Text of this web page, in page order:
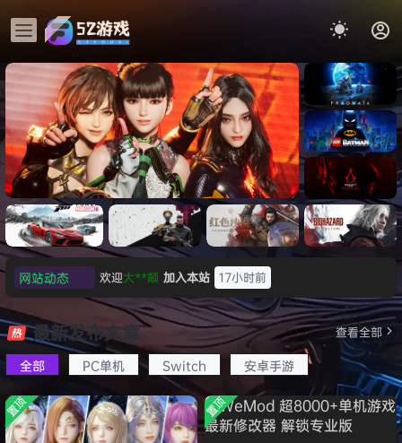
《剑星/Stellar Blade》本体
+修改器打包下载 解压即玩
《识质存
在/PRAG
MATA》
免安装中
文版
《乐高蝙
蝠侠：黑
暗骑士之
Legacy
of the
Dark
Knight》
免安装中
文版
影/Assas
sin’s
Creed
Shadow
s》免安装
版，非虚
拟机
极限竞
速：地平
线
6（Forza
Horizon
6）免安装
中文版
《原子之
心/Atomi
c
Heart》
免安装中
文版
红色沙漠-
虚拟机版
（Crimso
n Desert
HYPERVI
SOR）免
安装中文
版
生化危机
9：安魂
曲
（Reside
nt Evil
Requiem
）免安装
中文版
网站动态 欢迎大**颠 加入本站 17小时前
欢迎我*的 加入本站 18小时前
欢迎 D****Z 加入本站 8月7日
欢迎有*酱 加入本站 8月7日
e******i
签到获取 点积分 8月7日
加入本站
欢迎e******i 加入本站 8月6日
普洱 签到获取 39 点积分
8月6日
最新发布文章
全部 PC单机 Switch 安卓手游
查看全部
置顶 置顶